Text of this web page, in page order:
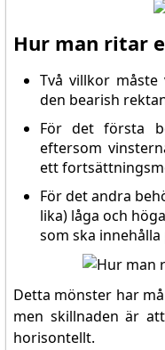
Hur man ritar
Två villkor
den bearish
För det första
eftersom
ett
För det andra
lika) låga och
som ska
Detta mönster har
men skillnaden är
horisontellt.